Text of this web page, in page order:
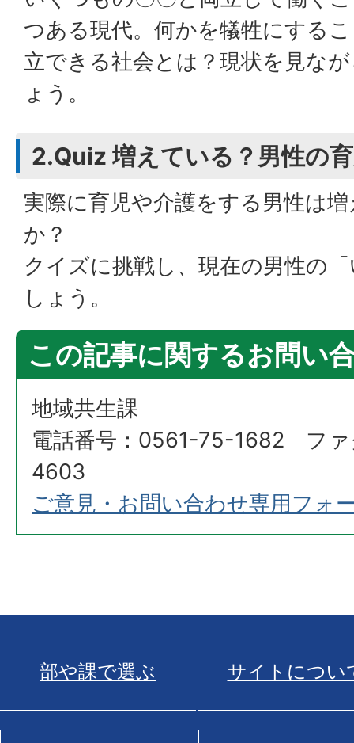
つある現代。何かを犠牲にする
立できる社会とは？現状を見な
ょう。
2.Quiz 増えている？男性の
実際に育児や介護をする男性は
か？
クイズに挑戦し、現在の男性の
しょう。
この記事に関するお問い
地域共生課
電話番号：0561-75-1682 フ
4603
ご意見・お問い合わせ専用フォ
部や課で選ぶ サイトについ